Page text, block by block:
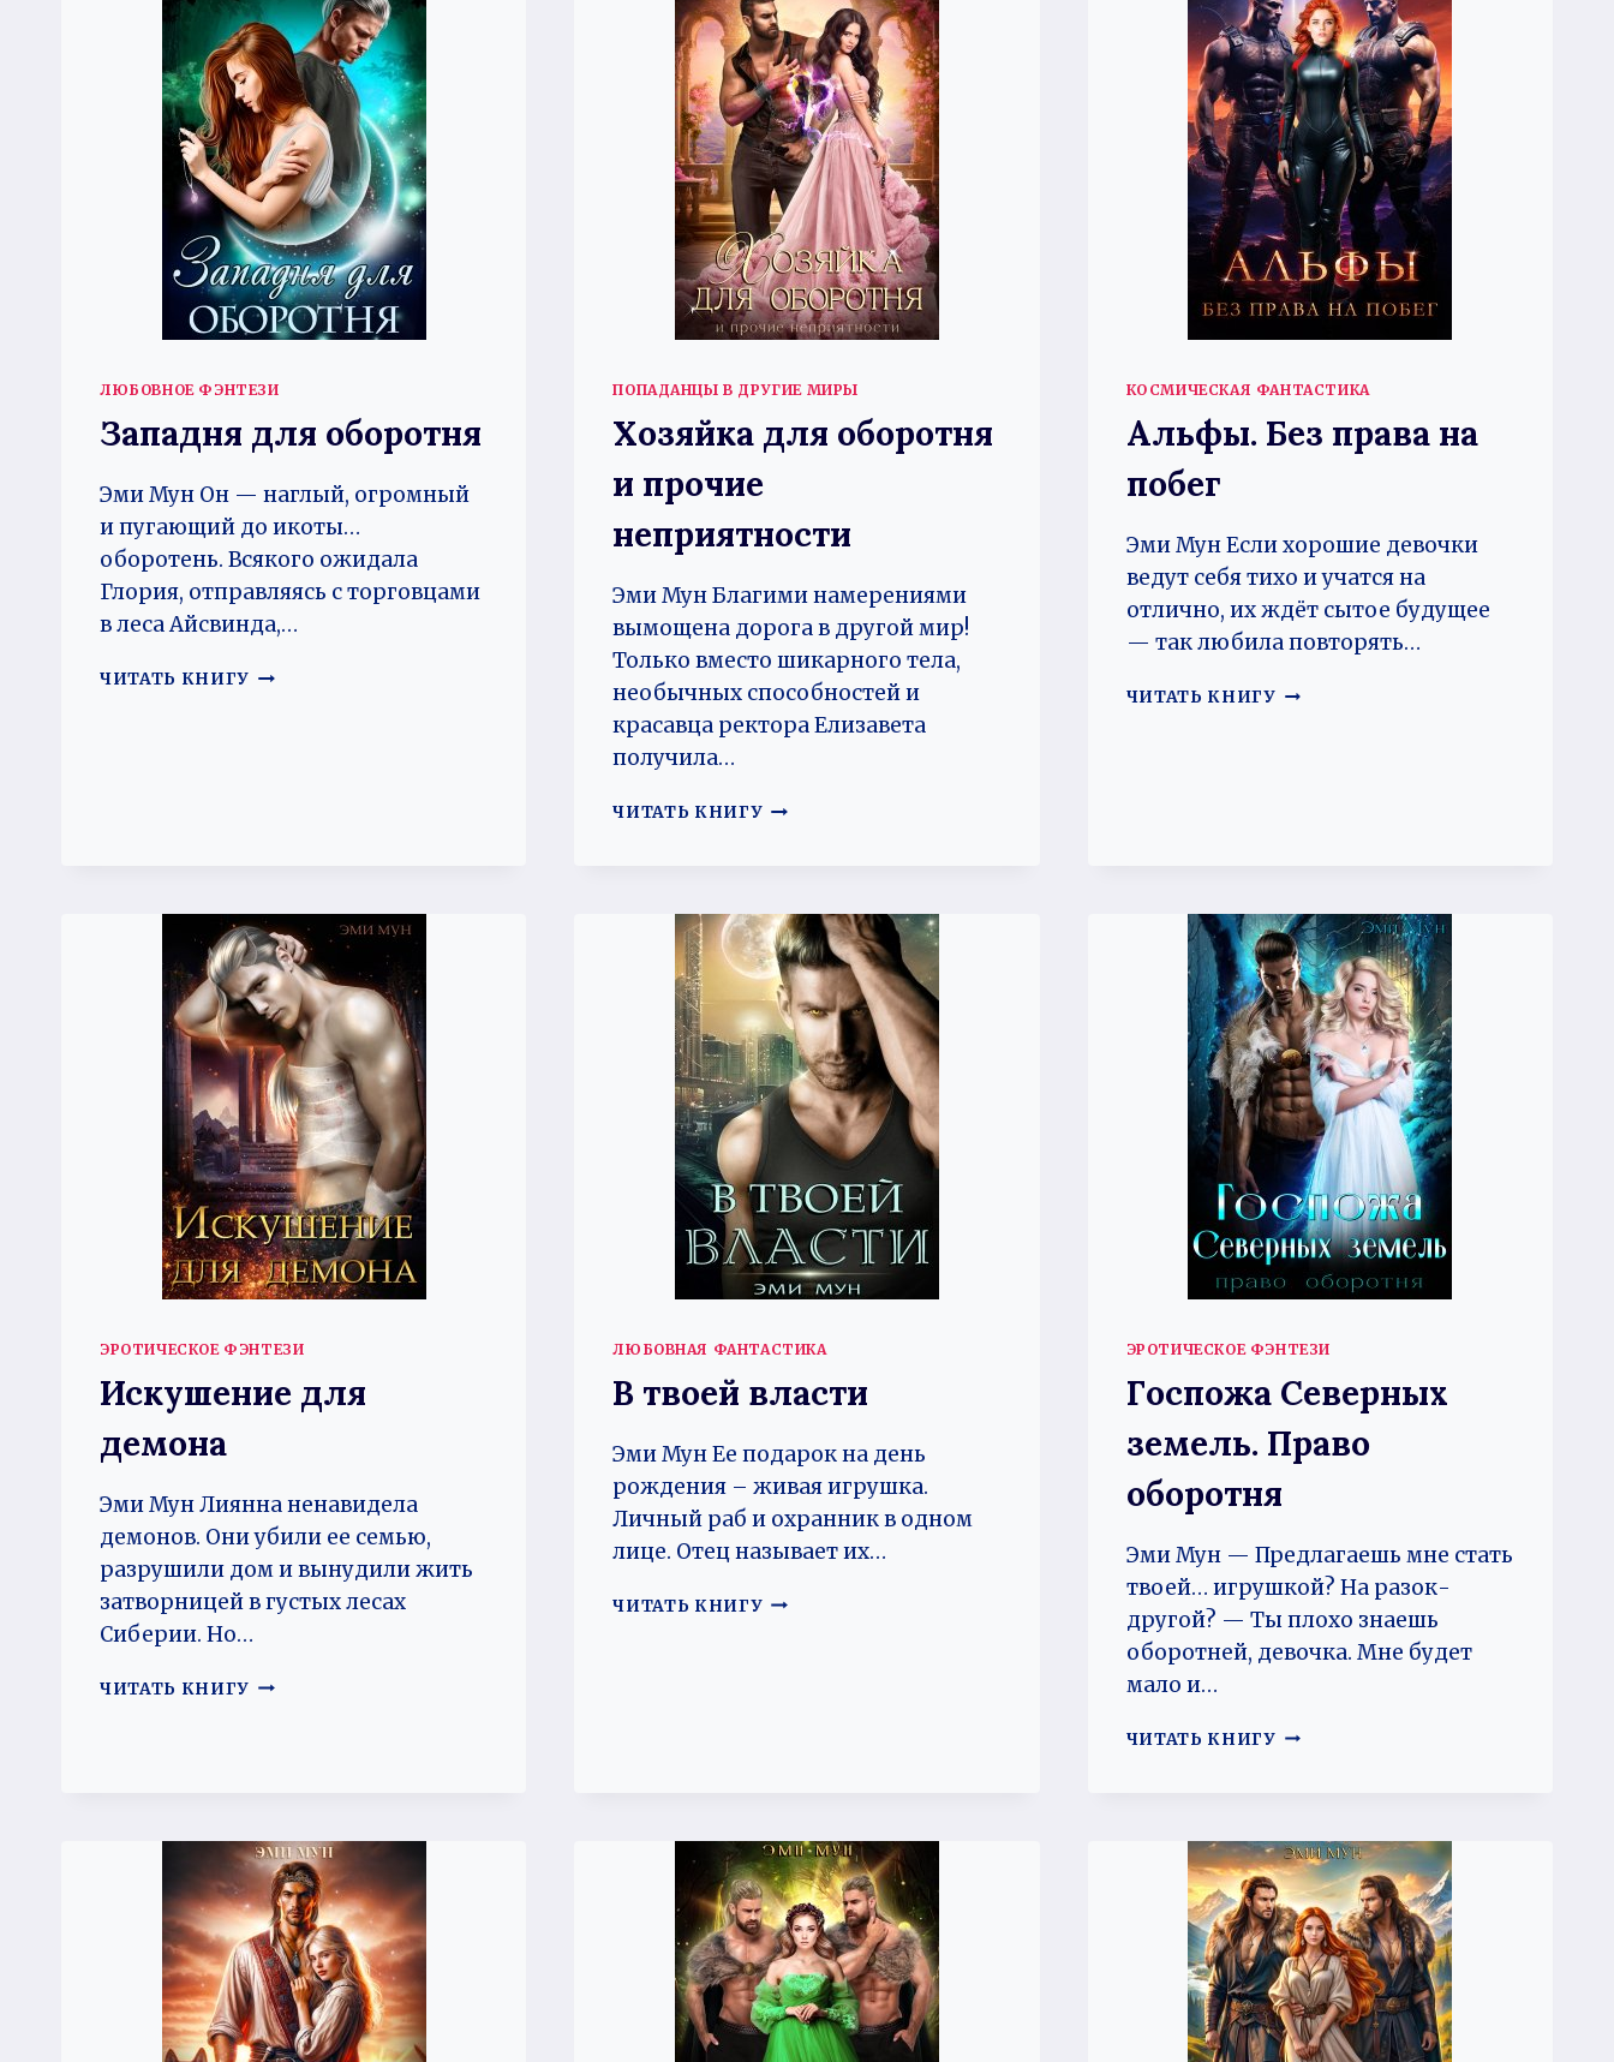
ЛЮБОВНОЕ ФЭНТЕЗИ
Западня для оборотня
Эми Мун Он — наглый, огромный
и пугающий до икоты…
оборотень. Всякого ожидала
Глория, отправляясь с торговцами
в леса Айсвинда,…
ЧИТАТЬ КНИГУ ЗАПАДНЯ
ПОПАДАНЦЫ В ДРУГИЕ МИРЫ
Хозяйка для оборотня
и прочие
неприятности
Эми Мун Благими намерениями
вымощена дорога в другой мир!
Только вместо шикарного тела,
необычных способностей и
красавца ректора Елизавета
получила…
ЧИТАТЬ КНИГУ ХОЗЯЙКА
НЕПРИЯТНОСТИ
КОСМИЧЕСКАЯ ФАНТАСТИКА
Альфы. Без права на
побег
Эми Мун Если хорошие девочки
ведут себя тихо и учатся на
отлично, их ждёт сытое будущее
— так любила повторять…
ЧИТАТЬ КНИГУ АЛЬФЫ.
ЭРОТИЧЕСКОЕ ФЭНТЕЗИ
Искушение для
демона
Эми Мун Лиянна ненавидела
демонов. Они убили ее семью,
разрушили дом и вынудили жить
затворницей в густых лесах
Сиберии. Но…
ЧИТАТЬ КНИГУ ИСКУШЕНИЕ
ЛЮБОВНАЯ ФАНТАСТИКА
В твоей власти
Эми Мун Ее подарок на день
рождения – живая игрушка.
Личный раб и охранник в одном
лице. Отец называет их…
ЧИТАТЬ КНИГУ В
ЭРОТИЧЕСКОЕ ФЭНТЕЗИ
Госпожа Северных
земель. Право
оборотня
Эми Мун — Предлагаешь мне стать
твоей… игрушкой? На разок-
другой? — Ты плохо знаешь
оборотней, девочка. Мне будет
мало и…
ЧИТАТЬ КНИГУ ГОСПОЖА